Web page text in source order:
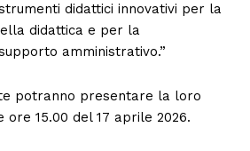
didattici innovativi per la
didattica e per la
amministrativo.”
potranno presentare la loro
15.00 del 17 aprile 2026.